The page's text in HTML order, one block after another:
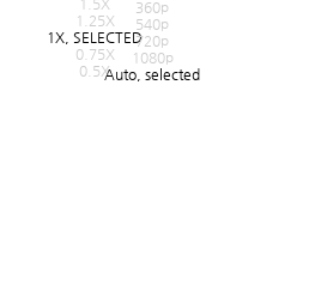
1.5X
1.25X
1X , SELECTED
0.75X
0.5X
360p
540p
720p
1080p
Auto , selected